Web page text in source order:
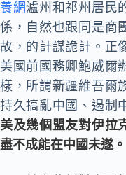
養網瀘州和祁州居民
係，自然也跟同是商
故，的計謀詭計。 正
美國前國務卿鮑威爾
樣，所謂新疆維吾爾
持久搞亂中國、遏制
美及幾個盟友對伊拉
盡不成能在中國未遂。